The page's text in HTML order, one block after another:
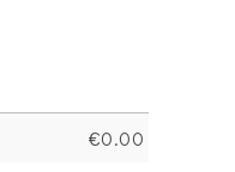
€0.00